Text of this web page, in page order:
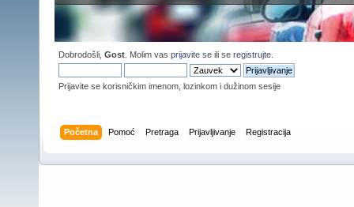
Dobrodošli, Gost . Molim vas prijavite se ili se registrujte
Prijavite se korisničkim imenom, lozinkom i dužinom sesije
Početna Pomoć Pretraga Prijavljivanje Registracija